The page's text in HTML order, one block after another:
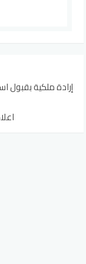
إرادة ملكية